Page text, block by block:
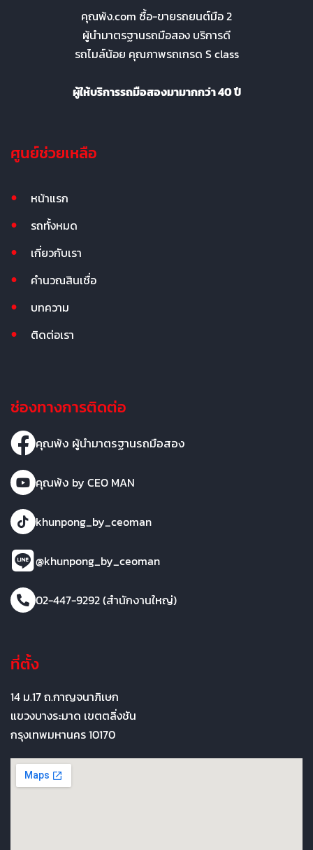
คุณพ้ง.com ซื้อ-ขายรถยนต์มือ 2
ผู้นำมาตรฐานรถมือสอง บริการดี
รถไมล์น้อย คุณภาพรถเกรด S class
ผู้ให้บริการรถมือสองมามากกว่า 40 ปี
ศูนย์ช่วยเหลือ
หน้าแรก
รถทั้งหมด
เกี่ยวกับเรา
คำนวณสินเชื่อ
บทความ
ติดต่อเรา
ช่องทางการติดต่อ
คุณพ้ง ผู้นำมาตรฐานรถมือสอง
คุณพ้ง by CEO MAN
khunpong_by_ceoman
@khunpong_by_ceoman
02-447-9292 (สำนักงานใหญ่)
ที่ตั้ง
14 ม.17 ถ.กาญจนาภิเษก
แขวงบางระมาด เขตตลิ่งชัน
กรุงเทพมหานคร 10170